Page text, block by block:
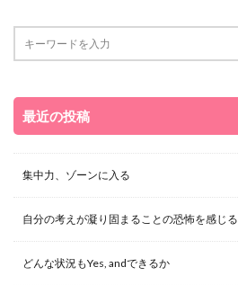
最近の投稿
集中力、ゾーンに入る
自分の考えが凝り固まることの恐怖を感じる
どんな状況もYes, andできるか